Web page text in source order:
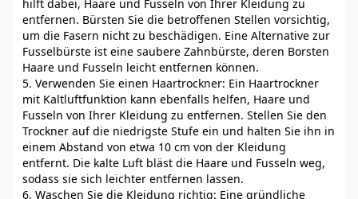
hilft dabei, Haare und Fusseln von Ihrer Kleidung zu
entfernen. Bürsten Sie die betroffenen Stellen vorsichtig,
um die Fasern nicht zu beschädigen. Eine Alternative zur
Fusselbürste ist eine saubere Zahnbürste, deren Borsten
Haare und Fusseln leicht entfernen können.
5. Verwenden Sie einen Haartrockner: Ein Haartrockner
mit Kaltluftfunktion kann ebenfalls helfen, Haare und
Fusseln von Ihrer Kleidung zu entfernen. Stellen Sie den
Trockner auf die niedrigste Stufe ein und halten Sie ihn in
einem Abstand von etwa 10 cm von der Kleidung
entfernt. Die kalte Luft bläst die Haare und Fusseln weg,
sodass sie sich leichter entfernen lassen.
6. Waschen Sie die Kleidung richtig: Eine gründliche